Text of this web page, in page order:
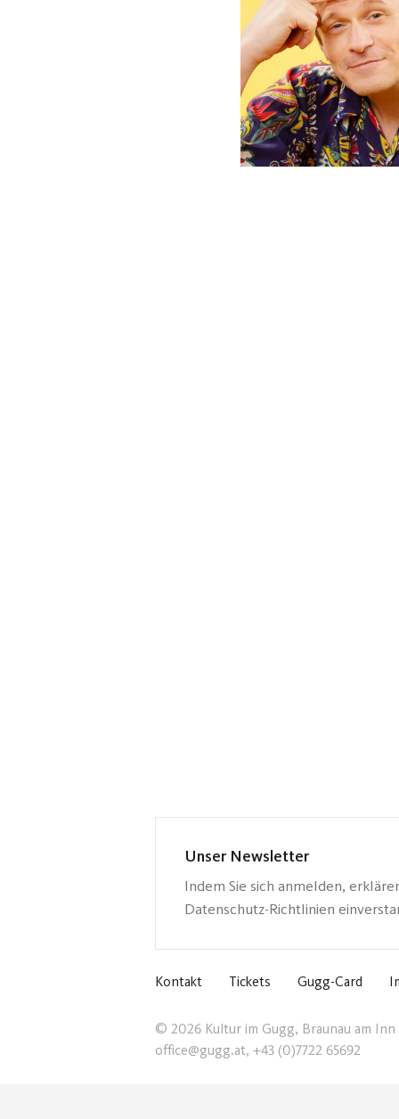
Unser Newsletter
Indem Sie sich anmelden,
Datenschutz-Richtlinien
Kontakt Tickets Gugg-Card
© 2026 Kultur im Gugg, Braunau am Inn
office@gugg.at, +43 (0)7722 65692